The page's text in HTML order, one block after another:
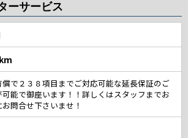
ーサービス
償で２３８項目までご対応可能な延長保証のご
可能で御座います！！詳しくはスタッフまでお
問合せ下さいませ！